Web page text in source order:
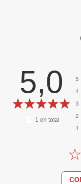
5,0
1 en total
5
4
3
2
1